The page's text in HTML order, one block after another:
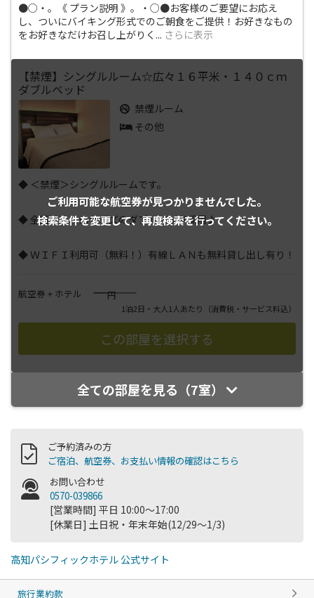
●○・。《 プラン説明 》。・○●お客様のご要望にお応え
し、ついにバイキング形式でのご朝食をご提供！お好きなもの
をお好きなだけお召し上がりく ... さらに表示
ご利用可能な航空券が見つかりませんでした。
検索条件を変更して、再度検索を行ってください。
【禁煙】シングルルーム☆広々１６平米・１４０ｃｍ
ダブルベッド
禁煙ルーム
その他
◆ ＜禁煙＞シングルルームです。
◆ 全室１．４ｍサイズのダブルベッド採用♪
◆ ＷＩＦＩ利用可（無料！）有線ＬＡＮも無料貸し出し有り！
航空券 + ホテル ――――円
1泊2日・大人1人あたり （消費税・サービス料込）
全ての部屋を見る（7室）
ご予約済みの方
ご宿泊、航空券、お支払い情報の確認はこちら
お問い合わせ
0570-039866
[営業時間] 平日 10:00～17:00
[休業日] 土日祝・年末年始(12/29～1/3)
高知パシフィックホテル 公式サイト
旅行業約款